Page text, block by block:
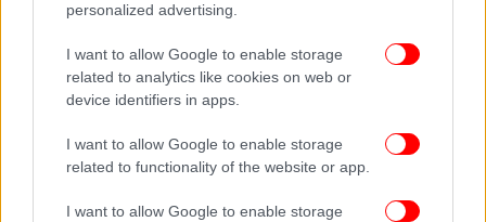
personalized advertising.
I want to allow Google to enable storage
related to analytics like cookies on web or
device identifiers in apps.
I want to allow Google to enable storage
related to functionality of the website or app.
I want to allow Google to enable storage
ΕΛΛΑΔΑ 12/09/2025 19:07
Eurobasket: Πού στήθηκαν γιγαντοοθόνες στην